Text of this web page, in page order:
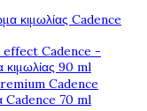
κιμωλίας Cadence
Cadence -
κιμωλίας 90 ml
Cadence
Cadence 70 ml